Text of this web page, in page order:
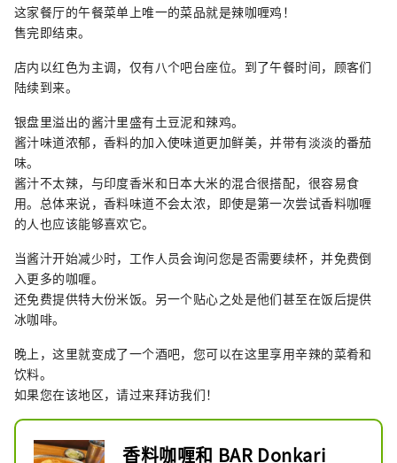
这家餐厅的午餐菜单上唯一的菜品就是辣咖喱鸡！
售完即结束。
店内以红色为主调，仅有八个吧台座位。到了午餐时间，顾客们
陆续到来。
银盘里溢出的酱汁里盛有土豆泥和辣鸡。
酱汁味道浓郁，香料的加入使味道更加鲜美，并带有淡淡的番茄
味。
酱汁不太辣，与印度香米和日本大米的混合很搭配，很容易食
用。总体来说，香料味道不会太浓，即使是第一次尝试香料咖喱
的人也应该能够喜欢它。
当酱汁开始减少时，工作人员会询问您是否需要续杯，并免费倒
入更多的咖喱。
还免费提供特大份米饭。另一个贴心之处是他们甚至在饭后提供
冰咖啡。
晚上，这里就变成了一个酒吧，您可以在这里享用辛辣的菜肴和
饮料。
如果您在该地区，请过来拜访我们！
香料咖喱和 BAR Donkari